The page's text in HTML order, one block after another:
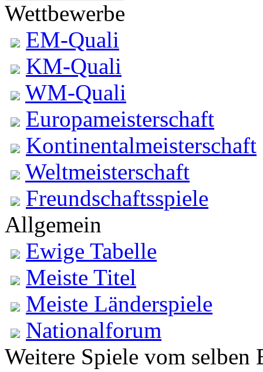
Wettbewerbe
EM-Quali
KM-Quali
WM-Quali
Europameisterschaft
Kontinentalmeisterschaft
Weltmeisterschaft
Freundschaftsspiele
Allgemein
Ewige Tabelle
Meiste Titel
Meiste Länderspiele
Nationalforum
Weitere Spiele vom